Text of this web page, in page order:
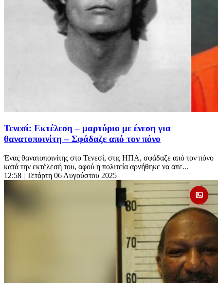
Τενεσί: Εκτέλεση – μαρτύριο με ένεση για
θανατοποινίτη – Σφάδαζε από τον πόνο
Ένας θανατοποινίτης στο Τενεσί, στις ΗΠΑ, σφάδαζε από τον πόνο
κατά την εκτέλεσή του, αφού η πολιτεία αρνήθηκε να απε...
12:58 | Τετάρτη 06 Αυγούστου 2025